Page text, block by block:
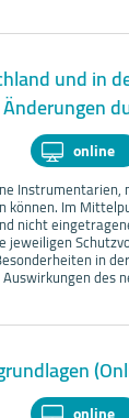
und in
online
können. Im
nicht
jeweiligen
in
des